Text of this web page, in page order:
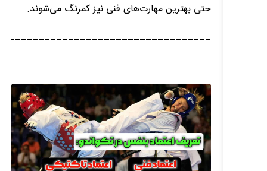
حتی بهترین مهارت‌های فنی نیز کمرنگ می‌شوند.